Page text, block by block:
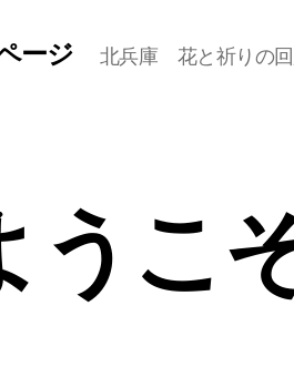
ージ 北兵庫 花と祈りの
うこ